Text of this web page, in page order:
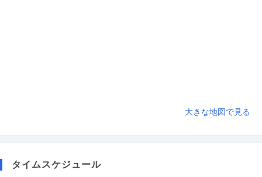
大きな地図で見る
タイムスケジュール